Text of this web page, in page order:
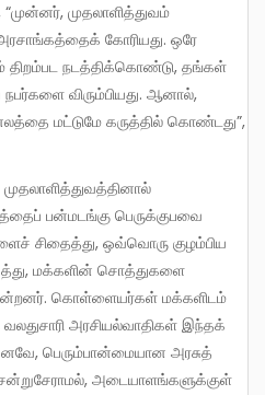
முதலாளித்துவம்
கோரியது. ஒரே
திறம்பட நடத்திக்கொண்டு, தங்கள்
விரும்பியது. ஆனால்,
மட்டுமே கருத்தில் கொண்டது”,
பன்மடங்கு பெருக்குபவை
சிதைத்து, ஒவ்வொரு குழம்பிய
மக்களின் சொத்துகளை
கொள்ளையர்கள் மக்களிடம்
வலதுசாரி அரசியல்வாதிகள் இந்தக்
பெரும்பான்மையான அரசுத்
அடையாளங்களுக்குள்